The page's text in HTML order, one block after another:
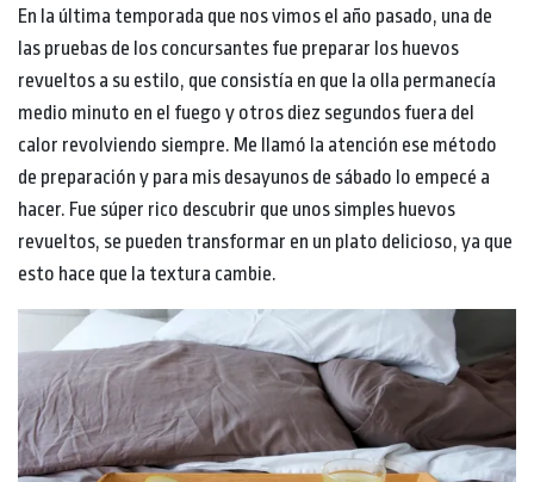
En la última temporada que nos vimos el año pasado, una de
las pruebas de los concursantes fue preparar los huevos
revueltos a su estilo, que consistía en que la olla permanecía
medio minuto en el fuego y otros diez segundos fuera del
calor revolviendo siempre. Me llamó la atención ese método
de preparación y para mis desayunos de sábado lo empecé a
hacer. Fue súper rico descubrir que unos simples huevos
revueltos, se pueden transformar en un plato delicioso, ya que
esto hace que la textura cambie.